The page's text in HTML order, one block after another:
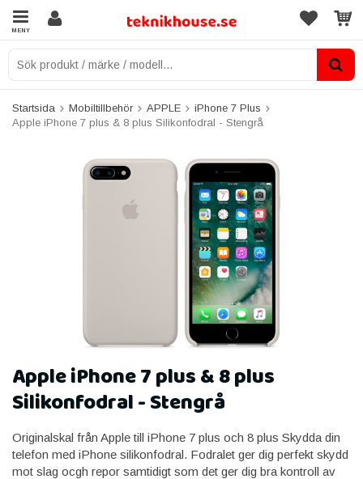
MENY
Startsida Mobiltillbehör APPLE
iPhone 7 Plus
Apple iPhone 7 plus & 8 plus Silikonfodral - Stengrå
Apple iPhone 7 plus & 8 plus
Silikonfodral - Stengrå
Originalskal från Apple till iPhone 7 plus och 8 plus Skydda din
telefon med iPhone silikonfodral. Fodralet ger dig perfekt skydd
mot slag ocgh repor samtidigt som det ger dig bra kontroll av